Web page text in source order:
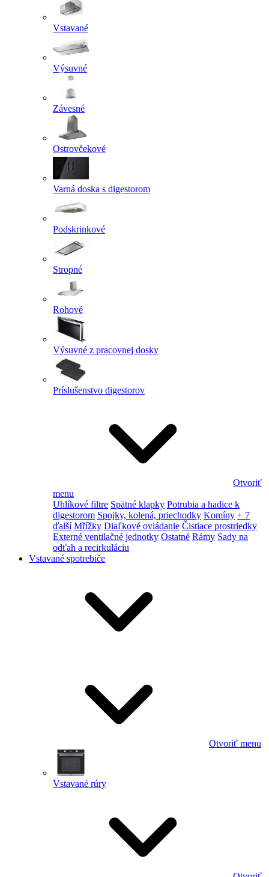
Vstavané
Výsuvné
Závesné
Ostrovčekové
Varná doska s digestorom
Podskrinkové
Stropné
Rohové
Výsuvné z pracovnej dosky
Príslušenstvo digestorov
Otvoriť
menu
Uhlíkové filtre Spätné klapky Potrubia a hadice k
digestorom Spojky, kolená, priechodky Komíny + 7
ďalší Mřížky Diaľkové ovládanie Čistiace prostriedky
Externé ventilačné jednotky Ostatné Rámy Sady na
odťah a recirkuláciu
Vstavané spotrebiče
Otvoriť menu
Vstavané rúry